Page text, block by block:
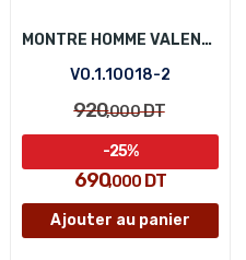
MONTRE HOMME VALENTINO ORLANDI VO.1.10018-2
VO.1.10018-2
920,000DT
690,000 DT
-25%
Ajouter au panier